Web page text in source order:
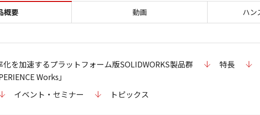
クラウド版
概要 動画 ハン
化を加速するプラットフォーム版SOLIDWORKS製品群
Works」
特長
イベント・セミナー トピックス